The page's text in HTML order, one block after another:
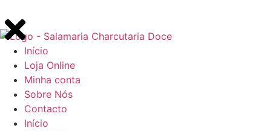
Início
Loja Online
Minha conta
Sobre Nós
Contacto
Início